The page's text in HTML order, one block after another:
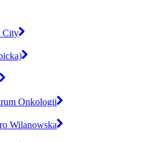
City
Onkologii
Wilanowska